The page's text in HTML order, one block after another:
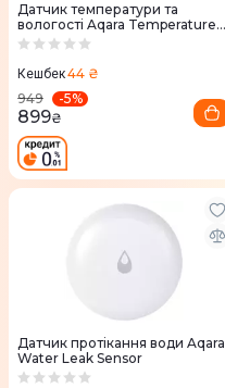
Датчик температури та
вологості Aqara Temperature
and Humidity Sensor
Кешбек44 ₴
949
-5%
899₴
Датчик протікання води Aqara
Water Leak Sensor